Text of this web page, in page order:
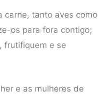
carne, tanto aves como
os para fora contigo;
frutifiquem e se
e as mulheres de